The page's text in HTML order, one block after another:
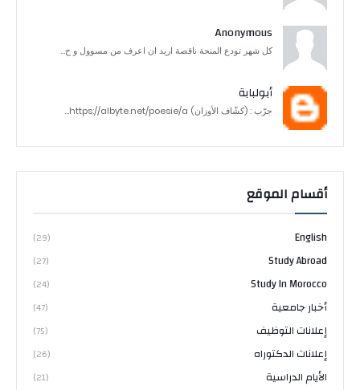
Anonymous
كل شهر تودع المنحة ناقصة اريد ان اعرف من مسوول و ح...
أبولبابة
جرّب : (كشّاف الأوزان) https://albyte.net/poesie/a...
أقسام الموقع
English
(29)
Study Abroad
(27)
Study In Morocco
(24)
أخبار جامعية (47)
إعلانات التوظيف (75)
إعلانات الدكتوراه (26)
الأيام الدراسية (21)